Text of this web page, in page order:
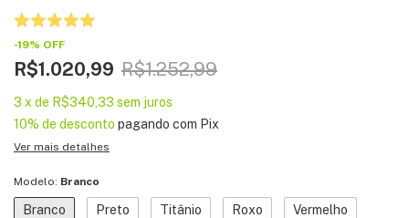
-19% OFF
R$1.020,99 R$1.252,99
3 xde R$340,33 sem juros
10% de desconto pagando com Pix
Ver mais detalhes
Modelo: Branco
Branco Preto Titânio Roxo Vermelho